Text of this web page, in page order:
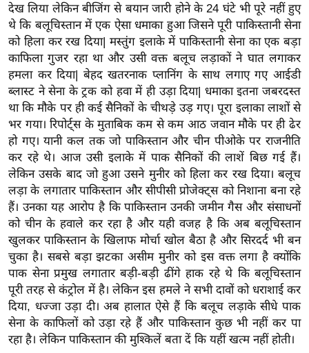
यं
ग
इं
डि
या
सा
हि
त्य
ज
ग
त
ऑ
टो
व
र्ल्ड
न्यू
ज
ब्री
फ
देख लिया लेकिन बीजिंग से बयान जारी होने के 24 घंटे भी पूरे नहीं हुए
थे कि बलूचिस्तान में एक ऐसा धमाका हुआ जिसने पूरी पाकिस्तानी सेना
को हिला कर रख दिया| मस्तुंग इलाके में पाकिस्तानी सेना का एक बड़ा
काफिला गुजर रहा था और उसी वक्त बलूच लड़ाकों ने घात लगाकर
हमला कर दिया| बेहद खतरनाक प्लानिंग के साथ लगाए गए आईडी
ब्लास्ट ने सेना के ट्रक को हवा में ही उड़ा दिया| धमाका इतना जबरदस्त
था कि मौके पर ही कई सैनिकों के चीथड़े उड़ गए। पूरा इलाका लाशों से
भर गया। रिपोर्ट्स के मुताबिक कम से कम आठ जवान मौके पर ही ढेर
हो गए। यानी कल तक जो पाकिस्तान और चीन पीओके पर राजनीति
कर रहे थे। आज उसी इलाके में पाक सैनिकों की लाशें बिछ गई हैं।
लेकिन उसके बाद जो हुआ उसने मुनीर को हिला कर रख दिया। बलूच
लड़ा के लगातार पाकिस्तान और सीपीसी प्रोजेक्ट्स को निशाना बना रहे
हैं। उनका यह आरोप है कि पाकिस्तान उनकी जमीन गैस और संसाधनों
को चीन के हवाले कर रहा है और यही वजह है कि अब बलूचिस्तान
खुलकर पाकिस्तान के खिलाफ मोर्चा खोल बैठा है और सिरदर्द भी बन
चुका है। सबसे बड़ा झटका असीम मुनीर को इस वक्त लगा है क्योंकि
पाक सेना प्रमुख लगातार बड़ी-बड़ी ढींगे हाक रहे थे कि बलूचिस्तान
पूरी तरह से कंट्रोल में है। लेकिन इस हमले ने सभी दावों को धराशाई कर
दिया, धज्जा उड़ा दी। अब हालात ऐसे हैं कि बलूच लड़ाके सीधे पाक
सेना के काफिलों को उड़ा रहे हैं और पाकिस्तान कुछ भी नहीं कर पा
रहा है। लेकिन पाकिस्तान की मुश्किलें बता दें कि यहीं खत्म नहीं होती।